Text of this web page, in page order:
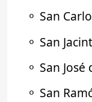
⚬ San
⚬ San
⚬ San José
⚬ San